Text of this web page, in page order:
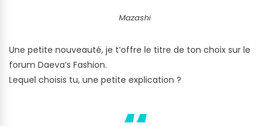
Mazashi
Une petite nouveauté, je t’offre le titre de ton choix sur le
forum Daeva’s Fashion.
Lequel choisis tu, une petite explication ?